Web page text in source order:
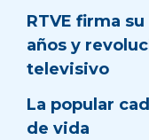
RTVE firma
años y
televisivo
La popular
de vida